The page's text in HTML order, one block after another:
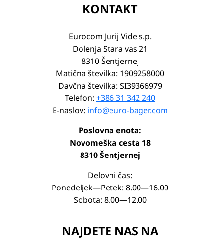
KONTAKT
Eurocom Jurij Vide s.p.
Dolenja Stara vas 21
8310 Šentjernej
Matična številka: 1909258000
Davčna številka: SI39366979
Telefon: +386 31 342 240
E-naslov: info@euro-bager.com
Poslovna enota:
Novomeška cesta 18
8310 Šentjernej
Delovni čas:
Ponedeljek—Petek: 8.00—16.00
Sobota: 8.00—12.00
NAJDETE NAS NA